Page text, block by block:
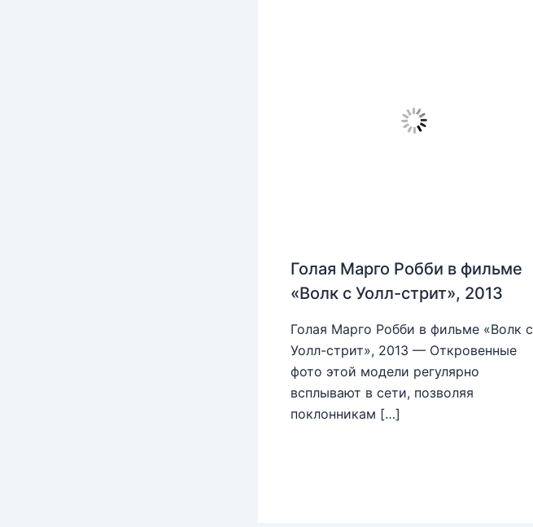
Голая Марго Робби в фильме
«Волк с Уолл-стрит», 2013
Голая Марго Робби в фильме «Волк с
Уолл-стрит», 2013 — Откровенные
фото этой модели регулярно
всплывают в сети, позволяя
поклонникам […]